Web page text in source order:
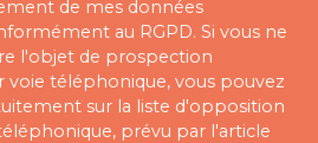
de mes données
au RGPD. Si vous ne
l'objet de prospection
voie téléphonique, vous pouvez
sur la liste d'opposition
prévu par l'article